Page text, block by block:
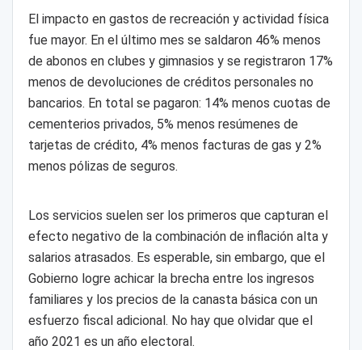
El impacto en gastos de recreación y actividad física
fue mayor. En el último mes se saldaron 46% menos
de abonos en clubes y gimnasios y se registraron 17%
menos de devoluciones de créditos personales no
bancarios. En total se pagaron: 14% menos cuotas de
cementerios privados, 5% menos resúmenes de
tarjetas de crédito, 4% menos facturas de gas y 2%
menos pólizas de seguros.
Los servicios suelen ser los primeros que capturan el
efecto negativo de la combinación de inflación alta y
salarios atrasados. Es esperable, sin embargo, que el
Gobierno logre achicar la brecha entre los ingresos
familiares y los precios de la canasta básica con un
esfuerzo fiscal adicional. No hay que olvidar que el
año 2021 es un año electoral.